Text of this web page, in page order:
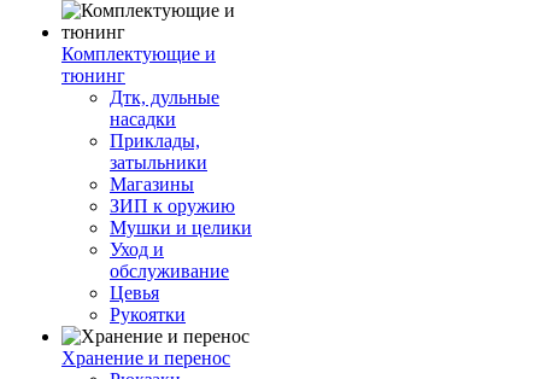
Комплектующие и
тюнинг
Дтк, дульные
насадки
Приклады,
затыльники
Магазины
ЗИП к оружию
Мушки и целики
Уход и
обслуживание
Цевья
Рукоятки
Хранение и перенос